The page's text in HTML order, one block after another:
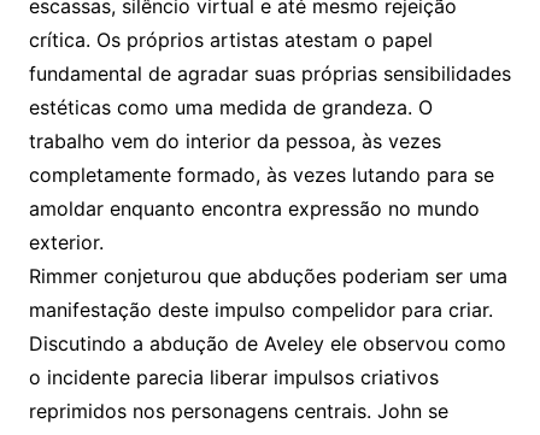
escassas, silêncio virtual e até mesmo rejeição
crítica. Os próprios artistas atestam o papel
fundamental de agradar suas próprias sensibilidades
estéticas como uma medida de grandeza. O
trabalho vem do interior da pessoa, às vezes
completamente formado, às vezes lutando para se
amoldar enquanto encontra expressão no mundo
exterior.
Rimmer conjeturou que abduções poderiam ser uma
manifestação deste impulso compelidor para criar.
Discutindo a abdução de Aveley ele observou como
o incidente parecia liberar impulsos criativos
reprimidos nos personagens centrais. John se